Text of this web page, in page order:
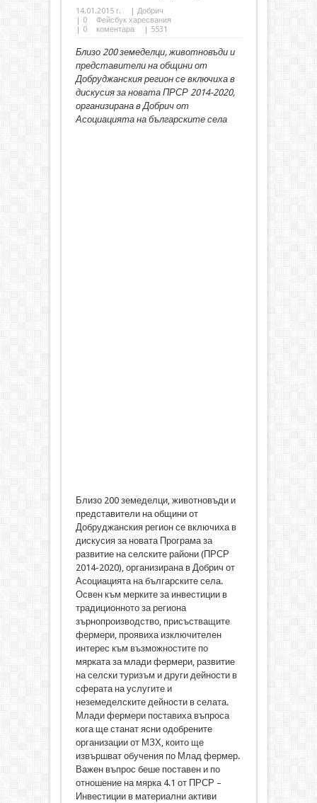
14.01.2015 г. | Добрич
| 0
Фейсбук харесвания
| 0 коментара | 5531
Близо 200 земеделци, животновъди и
представители на общини от
Добруджанския регион се включиха в
дискусия за новата ПРСР 2014-2020,
организирана в Добрич от
Асоциацията на българските села
Близо 200 земеделци, животновъди и
представители на общини от
Добруджанския регион се включиха в
дискусия за новата Програма за
развитие на селските райони (ПРСР
2014-2020), организирана в Добрич от
Асоциацията на българските села.
Освен към мерките за инвестиции в
традиционното за региона
зърнопроизводство, присъстващите
фермери, проявиха изключителен
интерес към възможностите по
мярката за млади фермери, развитие
на селски туризъм и други дейности в
сферата на услугите и
неземеделските дейности в селата.
Млади фермери поставиха въпроса
кога ще станат ясни одобрените
организации от МЗХ, които ще
извършват обучения по Млад фермер.
Важен въпрос беше поставен и по
отношение на мярка 4.1 от ПРСР –
Инвестиции в материални активи